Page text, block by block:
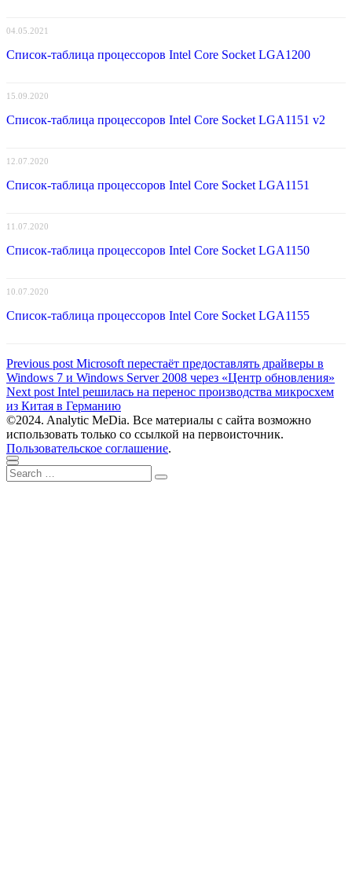
04.05.2021
Список-таблица процессоров Intel Core Socket LGA1200
15.09.2020
Список-таблица процессоров Intel Core Socket LGA1151 v2
12.07.2020
Список-таблица процессоров Intel Core Socket LGA1151
11.07.2020
Список-таблица процессоров Intel Core Socket LGA1150
10.07.2020
Список-таблица процессоров Intel Core Socket LGA1155
Навигация
по
записям
Previous post Previous
post:
Microsoft перестаёт предоставлять драйверы в
Windows 7 и Windows Server 2008 через «Центр обновления»
Next post Next
post:
Intel решилась на перенос производства микросхем
из Китая в Германию
©2024. Analytic MeDia. Все материалы с сайта возможно
использовать только со ссылкой на первоисточник.
Пользовательское соглашение.
Scroll
to
Close
Search
for:
Search